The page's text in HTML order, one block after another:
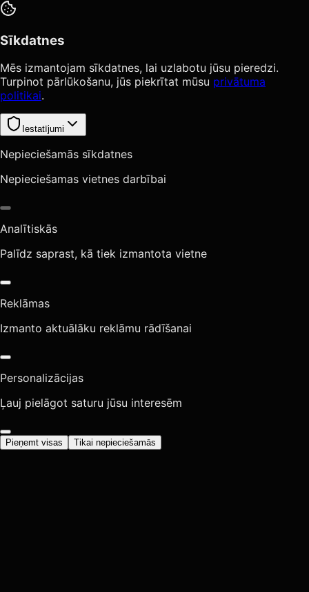
Sīkdatnes
Mēs izmantojam sīkdatnes, lai uzlabotu jūsu pieredzi.
Turpinot pārlūkošanu, jūs piekrītat mūsu privātuma
politikai.
Iestatījumi
Nepieciešamās sīkdatnes
Nepieciešamas vietnes darbībai
Analītiskās
Palīdz saprast, kā tiek izmantota vietne
Reklāmas
Izmanto aktuālāku reklāmu rādīšanai
Personalizācijas
Ļauj pielāgot saturu jūsu interesēm
Pieņemt visas Tikai nepieciešamās